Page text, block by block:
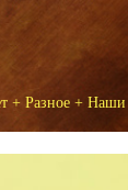
+ Разное + Наши